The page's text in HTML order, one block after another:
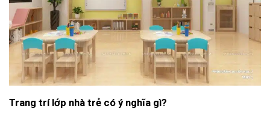
Trang trí lớp nhà trẻ có ý nghĩa gì?